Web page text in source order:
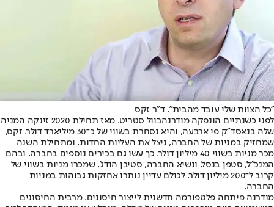
"כל הצוות שלי עובד מהבית". ד"ר זקס
לפני כשנתיים הונפקה מודרנה
בוול סטריט. מאז תחילת 2020 זינקה המניה
שלה בנאסד"ק פי ארבעה, והיא נסחרת בשווי של כ־30 מיליארד דולר. זקס,
שמחזיק במניות של החברה, ניצל את העליות החדות, ומתחילת השנה
מכר מניות בשווי 40 מיליון דולר. כך עשו גם בכירים נוספים בחברה, ובהם
המנכ"ל, סטפן בנסל, ונשיא החברה, סטיבן הודג', שמכרו מניות בשווי של
קרוב ל־200 מיליון דולר. לכולם עדיין נותרו אחזקות גבוהות במניות
החברה.
מודרנה פיתחה פלטפורמה חדשנית לייצור חיסונים. מרבית החיסונים